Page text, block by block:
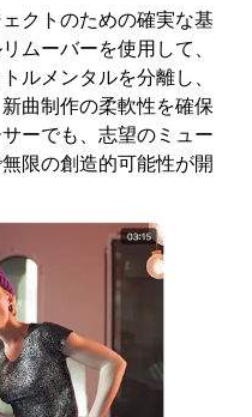
クトのための確実な基
ムーバーを使用して、
ルメンタルを分離し、
曲制作の柔軟性を確保
ーでも、志望のミュー
限の創造的可能性が開